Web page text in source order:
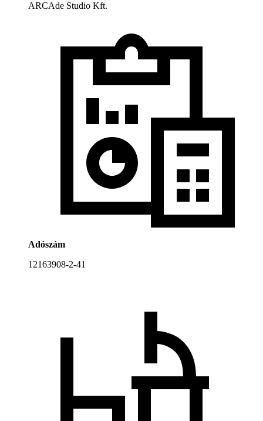
ARCAde Studio Kft.
Adószám
12163908-2-41